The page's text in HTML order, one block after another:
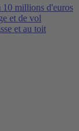
10 millions d'euros
et de vol
et au toit